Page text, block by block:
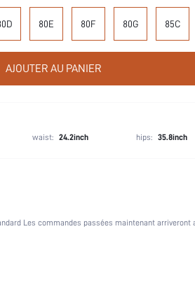
80E 80F 80G 85C
AJOUTER AU PANIER
waist: 24.2inch hips: 35.8inch
Les commandes passées maintenant arriveront